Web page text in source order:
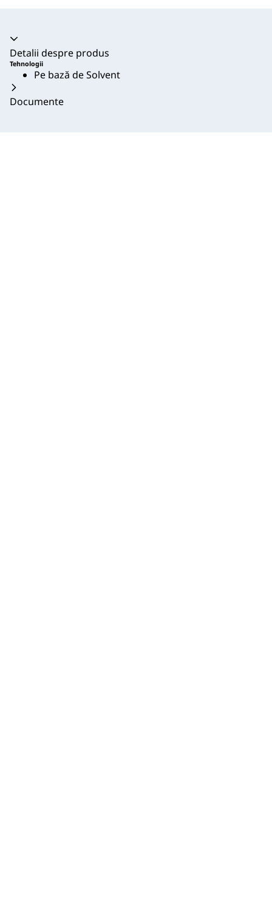
Acordeon prăbușit
Detalii despre produs
Tehnologii
Pe bază de Solvent
Documente